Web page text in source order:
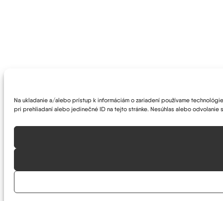
Na ukladanie a/alebo prístup k informáciám o zariadení používame
pri prehliadaní alebo jedinečné ID na tejto stránke. Nesúhlas alebo odvolanie